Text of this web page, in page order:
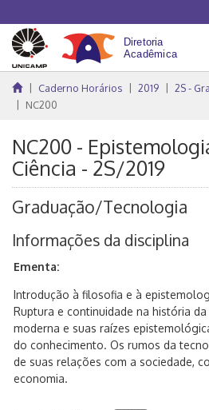
Caderno Horários 2019 2S -
NC200
NC200 -
Ciência - 2S/2019
Graduação/Tecnologia
Informações da disciplina
Ementa:
Introdução à filosofia e à
Ruptura e continuidade na história da
moderna e suas raízes
do conhecimento. Os rumos da
de suas relações com a sociedade,
economia.